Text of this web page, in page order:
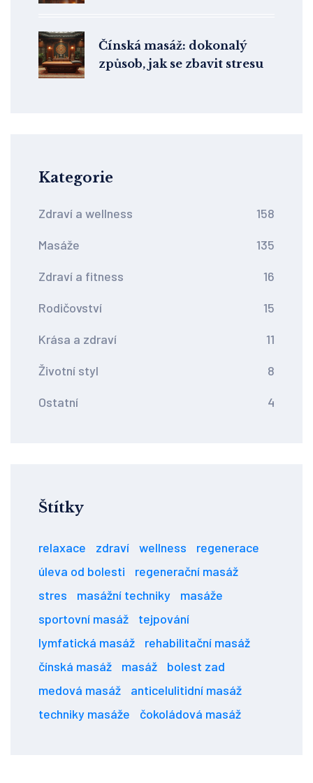
Čínská masáž: dokonalý
způsob, jak se zbavit stresu
Kategorie
Zdraví a wellness 158
Masáže 135
Zdraví a fitness 16
Rodičovství 15
Krása a zdraví 11
Životní styl 8
Ostatní 4
Štítky
relaxace zdraví wellness
regenerace
úleva od bolesti
regenerační masáž
stres
masážní techniky
masáže
sportovní masáž
tejpování
lymfatická masáž
rehabilitační masáž
čínská masáž
masáž
bolest zad
medová masáž
anticelulitidní masáž
techniky masáže
čokoládová masáž